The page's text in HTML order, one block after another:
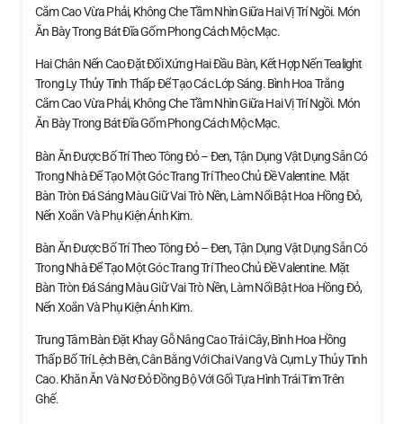
Cắm Cao Vừa Phải, Không Che Tầm Nhìn Giữa Hai Vị Trí Ngồi. Món
Ăn Bày Trong Bát Đĩa Gốm Phong Cách Mộc Mạc.
Hai Chân Nến Cao Đặt Đối Xứng Hai Đầu Bàn, Kết Hợp Nến Tealight
Trong Ly Thủy Tinh Thấp Để Tạo Các Lớp Sáng. Bình Hoa Trắng
Cắm Cao Vừa Phải, Không Che Tầm Nhìn Giữa Hai Vị Trí Ngồi. Món
Ăn Bày Trong Bát Đĩa Gốm Phong Cách Mộc Mạc.
Bàn Ăn Được Bố Trí Theo Tông Đỏ – Đen, Tận Dụng Vật Dụng Sẵn Có
Trong Nhà Để Tạo Một Góc Trang Trí Theo Chủ Đề Valentine. Mặt
Bàn Tròn Đá Sáng Màu Giữ Vai Trò Nền, Làm Nổi Bật Hoa Hồng Đỏ,
Nến Xoắn Và Phụ Kiện Ánh Kim.
Bàn Ăn Được Bố Trí Theo Tông Đỏ – Đen, Tận Dụng Vật Dụng Sẵn Có
Trong Nhà Để Tạo Một Góc Trang Trí Theo Chủ Đề Valentine. Mặt
Bàn Tròn Đá Sáng Màu Giữ Vai Trò Nền, Làm Nổi Bật Hoa Hồng Đỏ,
Nến Xoắn Và Phụ Kiện Ánh Kim.
Trung Tâm Bàn Đặt Khay Gỗ Nâng Cao Trái Cây, Bình Hoa Hồng
Thấp Bố Trí Lệch Bên, Cân Bằng Với Chai Vang Và Cụm Ly Thủy Tinh
Cao. Khăn Ăn Và Nơ Đỏ Đồng Bộ Với Gối Tựa Hình Trái Tim Trên
Ghế.